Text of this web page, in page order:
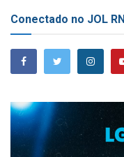
Conectado no JOL RN